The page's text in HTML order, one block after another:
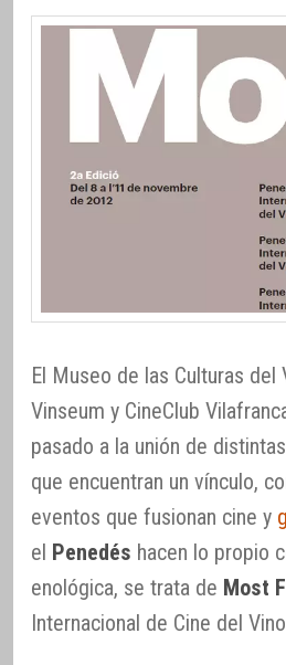
El Museo de las Culturas del
Vinseum y CineClub
pasado a la unión de
que encuentran un vínculo,
eventos que fusionan cine y
el Penedés hacen lo propio
enológica, se trata de Most
Internacional de Cine del